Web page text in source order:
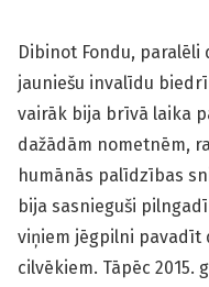
Dibinot Fondu,
jauniešu invalīdu
vairāk bija brīvā laika
dažādām nometnēm,
humānās palīdzības
bija sasnieguši
viņiem jēgpilni pavadīt
cilvēkiem. Tāpēc 2015.